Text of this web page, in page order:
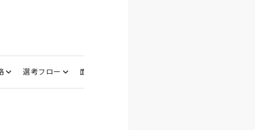
選考フロー 面接地